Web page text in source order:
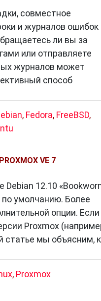
совместное
и журналов ошибок
ли вы за
или отправляете
журналов может
способ
, Fedora, FreeBSD,
VE 7
12.10
по умолчанию. Более
опции.
Proxmox
статье мы объясним,
, Proxmox